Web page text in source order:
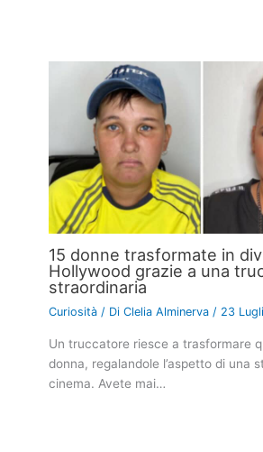
15 donne trasformate in
Hollywood grazie a una
straordinaria
Curiosità / DiClelia Alminerva/ 23
Un truccatore riesce a trasformare
donna, regalandole l’aspetto di una
cinema. Avete mai…